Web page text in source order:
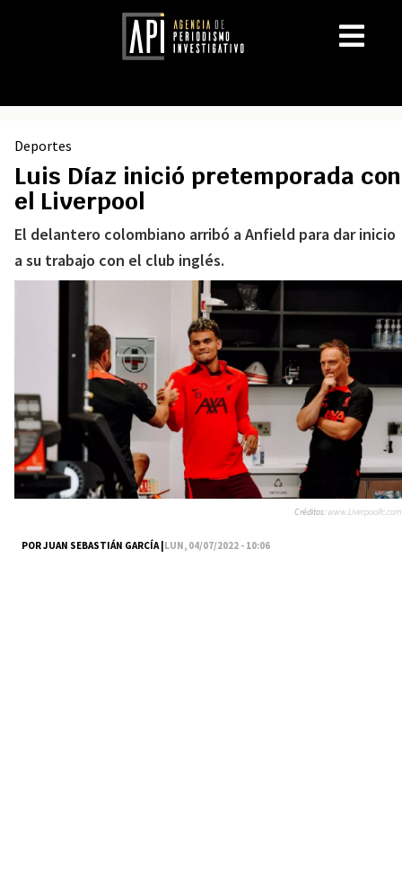
Deportes
Luis Díaz inició pretemporada con
el Liverpool
El delantero colombiano arribó a Anfield para dar inicio
a su trabajo con el club inglés.
POR JUAN SEBASTIÁN GARCÍA |LUN, 04/07/2022 - 10:06
Créditos:www.Liverpoolfc.com